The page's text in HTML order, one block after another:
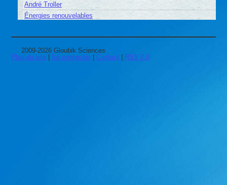
André Troller
Énergies renouvelables
2009-2026 Gloubik Sciences
Plan du site
Se connecter Contact RSS 2.0